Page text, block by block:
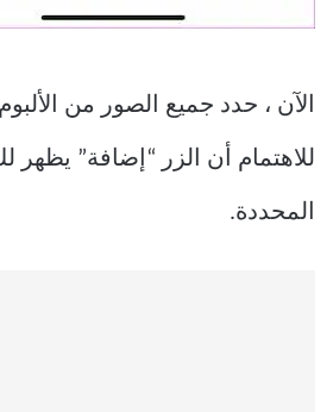
الآن ، حدد جميع الصور من
للاهتمام أن الزر “إضافة” يظهر
المحددة.